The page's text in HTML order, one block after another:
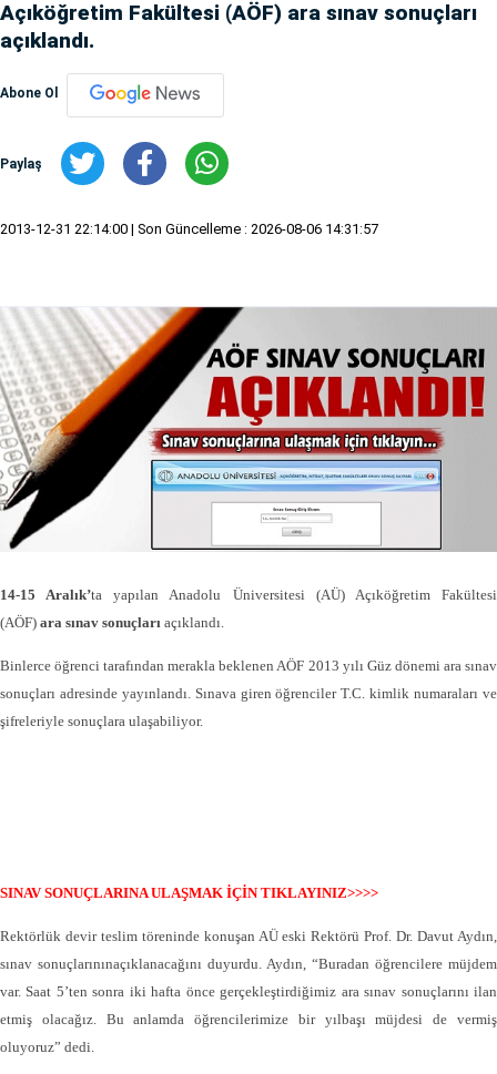
Açıköğretim Fakültesi (AÖF) ara sınav sonuçları
açıklandı.
Abone Ol
Paylaş
2013-12-31 22:14:00 | Son Güncelleme : 2026-08-06 14:31:57
14-15 Aralık’ta yapılan Anadolu Üniversitesi (AÜ) Açıköğretim Fakültesi
(AÖF) ara sınav sonuçları açıklandı.
Binlerce öğrenci tarafından merakla beklenen AÖF 2013 yılı Güz dönemi ara sınav
sonuçları adresinde yayınlandı. Sınava giren öğrenciler T.C. kimlik numaraları ve
şifreleriyle sonuçlara ulaşabiliyor.
SINAV SONUÇLARINA ULAŞMAK İÇİN TIKLAYINIZ>>>>
Rektörlük devir teslim töreninde konuşan AÜ eski Rektörü Prof. Dr. Davut Aydın,
sınav sonuçlarınınaçıklanacağını duyurdu. Aydın, “Buradan öğrencilere müjdem
var. Saat 5’ten sonra iki hafta önce gerçekleştirdiğimiz ara sınav sonuçlarını ilan
etmiş olacağız. Bu anlamda öğrencilerimize bir yılbaşı müjdesi de vermiş
oluyoruz” dedi.